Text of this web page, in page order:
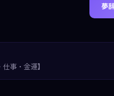
夢
事・金運】